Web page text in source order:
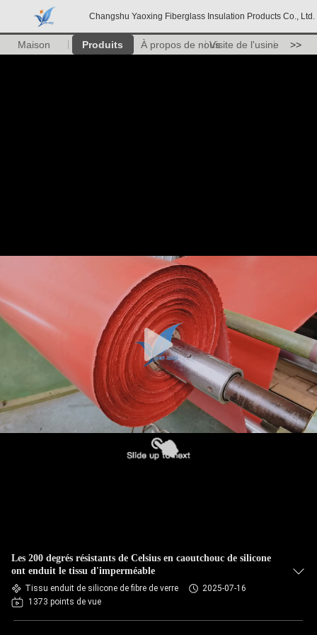
Changshu Yaoxing Fiberglass Insulation Products Co., Ltd.
Maison Produits À propos de nousVisite de l'usine >>
Les 200 degrés résistants de Celsius en caoutchouc de silicone
ont enduit le tissu d'imperméable
Tissu enduit de silicone de fibre de verre
2025-07-16
1373 points de vue